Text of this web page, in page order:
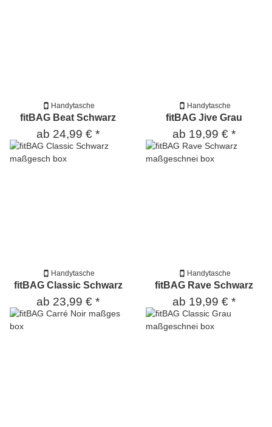
Handytasche
fitBAG Beat Schwarz
ab 24,99 € *
Handytasche
fitBAG Jive Grau
ab 19,99 € *
Handytasche
fitBAG Classic Schwarz
ab 23,99 € *
Handytasche
fitBAG Rave Schwarz
ab 19,99 € *